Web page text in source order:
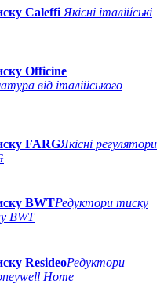
Caleffi Якісні італійські
Officine
від італійського
FARGЯкісні регулятори
BWTРедуктори тиску
BWT
ResideoРедуктори
Home